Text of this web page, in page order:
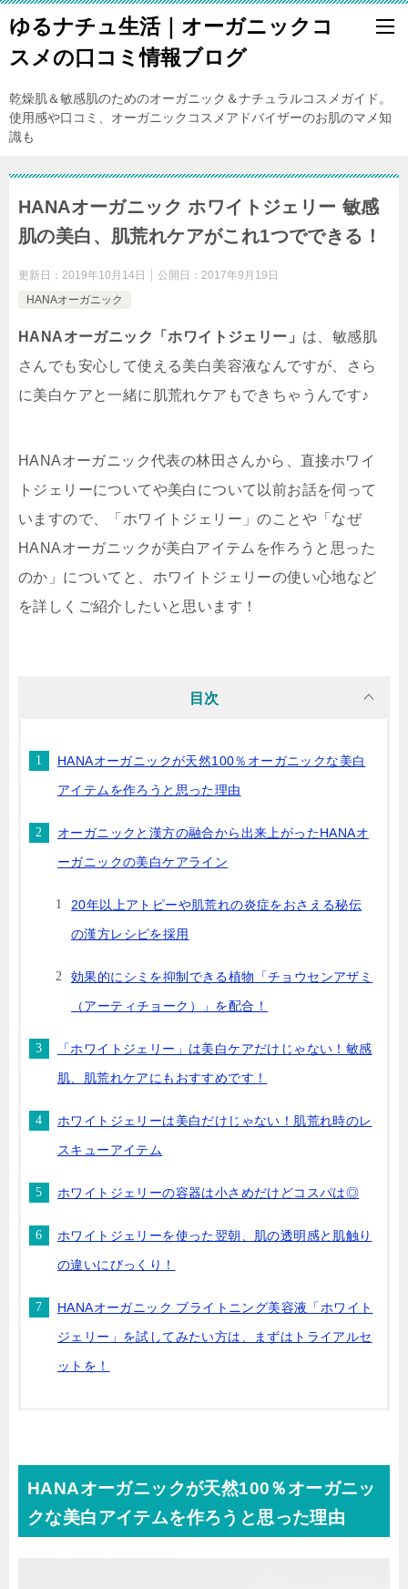
ゆるナチュ生活｜オーガニックコ
スメの口コミ情報ブログ
乾燥肌＆敏感肌のためのオーガニック＆ナチュラルコスメガイド。
使用感や口コミ、オーガニックコスメアドバイザーのお肌のマメ知
識も
HANAオーガニック ホワイトジェリー 敏感
肌の美白、肌荒れケアがこれ1つでできる！
更新日： 2019年10月14日 公開日： 2017年9月19日
HANAオーガニック
HANAオーガニック「ホワイトジェリー」 は、 敏感肌
さんでも安心して使える美白美容液なんですが、さら
に美白ケアと一緒に肌荒れケアもできちゃう んです♪
HANAオーガニック代表の林田さんから、直接ホワイ
トジェリーについてや美白について以前お話を伺って
いますので、「ホワイトジェリー」のことや「なぜ
HANAオーガニックが美白アイテムを作ろうと思った
のか」についてと、ホワイトジェリーの使い心地など
を詳しくご紹介したいと思います！
目次
HANAオーガニックが天然100％オーガニックな美白
アイテムを作ろうと思った理由
オーガニックと漢方の融合から出来上がったHANAオ
ーガニックの美白ケアライン
20年以上アトピーや肌荒れの炎症をおさえる秘伝
の漢方レシピを採用
効果的にシミを抑制できる植物「チョウセンアザミ
（アーティチョーク）」を配合！
「ホワイトジェリー」は美白ケアだけじゃない！敏感
肌、肌荒れケアにもおすすめです！
ホワイトジェリーは美白だけじゃない！肌荒れ時のレ
スキューアイテム
ホワイトジェリーの容器は小さめだけどコスパは◎
ホワイトジェリーを使った翌朝、肌の透明感と肌触り
の違いにびっくり！
HANAオーガニック ブライトニング美容液「ホワイト
ジェリー」を試してみたい方は、まずはトライアルセ
ットを！
HANAオーガニックが天然100％オーガニッ
クな美白アイテムを作ろうと思った理由